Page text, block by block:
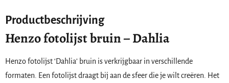
Productbeschrijving
Henzo fotolijst bruin – Dahlia
Henzo fotolijst ‘Dahlia’ bruin is verkrijgbaar in verschillende
formaten. Een fotolijst draagt bij aan de sfeer die je wilt creëren. Het